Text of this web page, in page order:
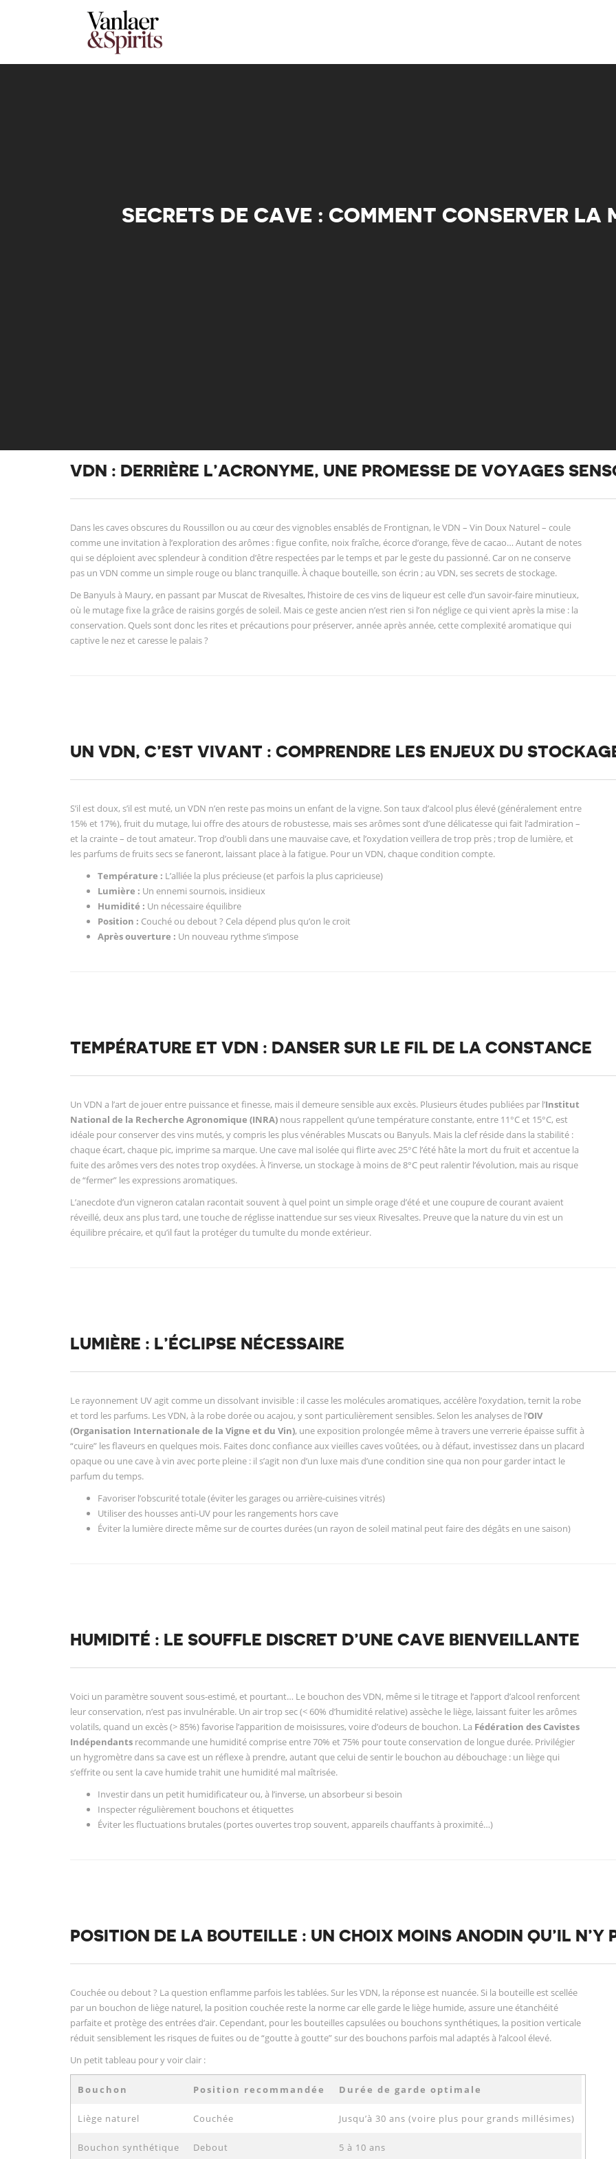
SECRETS DE CAVE : COMMENT CONSERVER LA
VDN : DERRIÈRE L’ACRONYME, UNE PROMESSE DE VOYAGES
Dans les caves obscures du Roussillon ou au cœur des vignobles ensablés de Frontignan, le VDN – Vin Doux Naturel – coule
comme une invitation à l’exploration des arômes : figue confite, noix fraîche, écorce d’orange, fève de cacao… Autant de notes
qui se déploient avec splendeur à condition d’être respectées par le temps et par le geste du passionné. Car on ne conserve
pas un VDN comme un simple rouge ou blanc tranquille. À chaque bouteille, son écrin ; au VDN, ses secrets de stockage.
De Banyuls à Maury, en passant par Muscat de Rivesaltes, l’histoire de ces vins de liqueur est celle d’un savoir-faire minutieux,
où le mutage fixe la grâce de raisins gorgés de soleil. Mais ce geste ancien n’est rien si l’on néglige ce qui vient après la mise : la
conservation. Quels sont donc les rites et précautions pour préserver, année après année, cette complexité aromatique qui
captive le nez et caresse le palais ?
UN VDN, C’EST VIVANT : COMPRENDRE LES ENJEUX DU
S’il est doux, s’il est muté, un VDN n’en reste pas moins un enfant de la vigne. Son taux d’alcool plus élevé (généralement entre
15% et 17%), fruit du mutage, lui offre des atours de robustesse, mais ses arômes sont d’une délicatesse qui fait l’admiration –
et la crainte – de tout amateur. Trop d’oubli dans une mauvaise cave, et l’oxydation veillera de trop près ; trop de lumière, et
les parfums de fruits secs se faneront, laissant place à la fatigue. Pour un VDN, chaque condition compte.
Température : L’alliée la plus précieuse (et parfois la plus capricieuse)
Lumière : Un ennemi sournois, insidieux
Humidité : Un nécessaire équilibre
Position : Couché ou debout ? Cela dépend plus qu’on le croit
Après ouverture : Un nouveau rythme s’impose
TEMPÉRATURE ET VDN : DANSER SUR LE FIL DE LA CONSTANCE
Un VDN a l’art de jouer entre puissance et finesse, mais il demeure sensible aux excès. Plusieurs études publiées par l’Institut
National de la Recherche Agronomique (INRA) nous rappellent qu’une température constante, entre 11°C et 15°C, est
idéale pour conserver des vins mutés, y compris les plus vénérables Muscats ou Banyuls. Mais la clef réside dans la stabilité :
chaque écart, chaque pic, imprime sa marque. Une cave mal isolée qui flirte avec 25°C l’été hâte la mort du fruit et accentue la
fuite des arômes vers des notes trop oxydées. À l’inverse, un stockage à moins de 8°C peut ralentir l’évolution, mais au risque
de “fermer” les expressions aromatiques.
L’anecdote d’un vigneron catalan racontait souvent à quel point un simple orage d’été et une coupure de courant avaient
réveillé, deux ans plus tard, une touche de réglisse inattendue sur ses vieux Rivesaltes. Preuve que la nature du vin est un
équilibre précaire, et qu’il faut la protéger du tumulte du monde extérieur.
LUMIÈRE : L’ÉCLIPSE NÉCESSAIRE
Le rayonnement UV agit comme un dissolvant invisible : il casse les molécules aromatiques, accélère l’oxydation, ternit la robe
et tord les parfums. Les VDN, à la robe dorée ou acajou, y sont particulièrement sensibles. Selon les analyses de l’OIV
(Organisation Internationale de la Vigne et du Vin), une exposition prolongée même à travers une verrerie épaisse suffit à
“cuire” les flaveurs en quelques mois. Faites donc confiance aux vieilles caves voûtées, ou à défaut, investissez dans un placard
opaque ou une cave à vin avec porte pleine : il s’agit non d’un luxe mais d’une condition sine qua non pour garder intact le
parfum du temps.
Favoriser l’obscurité totale (éviter les garages ou arrière-cuisines vitrés)
Utiliser des housses anti-UV pour les rangements hors cave
Éviter la lumière directe même sur de courtes durées (un rayon de soleil matinal peut faire des dégâts en une saison)
HUMIDITÉ : LE SOUFFLE DISCRET D’UNE CAVE BIENVEILLANTE
Voici un paramètre souvent sous-estimé, et pourtant… Le bouchon des VDN, même si le titrage et l’apport d’alcool renforcent
leur conservation, n’est pas invulnérable. Un air trop sec (< 60% d’humidité relative) assèche le liège, laissant fuiter les arômes
volatils, quand un excès (> 85%) favorise l’apparition de moisissures, voire d’odeurs de bouchon. La Fédération des Cavistes
Indépendants recommande une humidité comprise entre 70% et 75% pour toute conservation de longue durée. Privilégier
un hygromètre dans sa cave est un réflexe à prendre, autant que celui de sentir le bouchon au débouchage : un liège qui
s’effrite ou sent la cave humide trahit une humidité mal maîtrisée.
Investir dans un petit humidificateur ou, à l’inverse, un absorbeur si besoin
Inspecter régulièrement bouchons et étiquettes
Éviter les fluctuations brutales (portes ouvertes trop souvent, appareils chauffants à proximité…)
POSITION DE LA BOUTEILLE : UN CHOIX MOINS ANODIN QU’IL N’Y
Couchée ou debout ? La question enflamme parfois les tablées. Sur les VDN, la réponse est nuancée. Si la bouteille est scellée
par un bouchon de liège naturel, la position couchée reste la norme car elle garde le liège humide, assure une étanchéité
parfaite et protège des entrées d’air. Cependant, pour les bouteilles capsulées ou bouchons synthétiques, la position verticale
réduit sensiblement les risques de fuites ou de “goutte à goutte” sur des bouchons parfois mal adaptés à l’alcool élevé.
Un petit tableau pour y voir clair :
Bouchon Position recommandée Durée de garde optimale
Liège naturel Couchée Jusqu’à 30 ans (voire plus pour grands millésimes)
Bouchon synthétique Debout 5 à 10 ans